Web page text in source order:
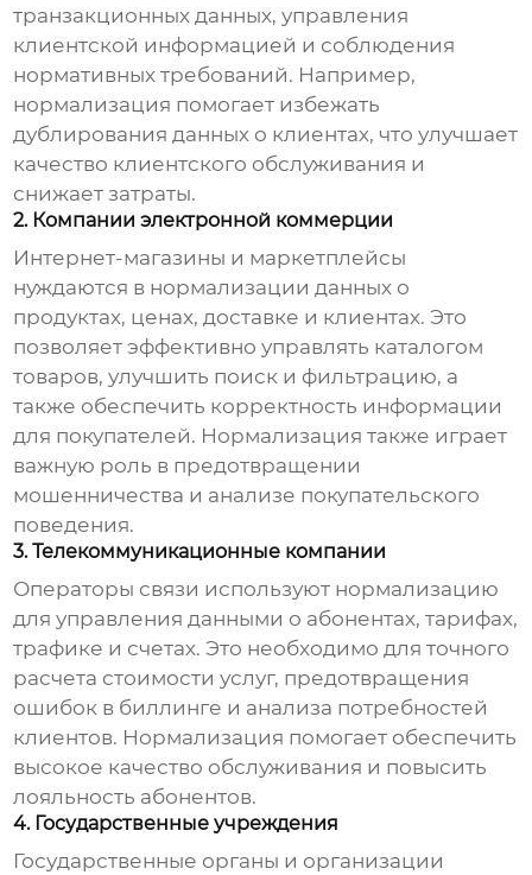
транзакционных данных, управления
клиентской информацией и соблюдения
нормативных требований. Например,
нормализация помогает избежать
дублирования данных о клиентах, что улучшает
качество клиентского обслуживания и
снижает затраты.
2. Компании электронной коммерции
Интернет-магазины и маркетплейсы
нуждаются в нормализации данных о
продуктах, ценах, доставке и клиентах. Это
позволяет эффективно управлять каталогом
товаров, улучшить поиск и фильтрацию, а
также обеспечить корректность информации
для покупателей. Нормализация также играет
важную роль в предотвращении
мошенничества и анализе покупательского
поведения.
3. Телекоммуникационные компании
Операторы связи используют нормализацию
для управления данными о абонентах, тарифах,
трафике и счетах. Это необходимо для точного
расчета стоимости услуг, предотвращения
ошибок в биллинге и анализа потребностей
клиентов. Нормализация помогает обеспечить
высокое качество обслуживания и повысить
лояльность абонентов.
4. Государственные учреждения
Государственные органы и организации